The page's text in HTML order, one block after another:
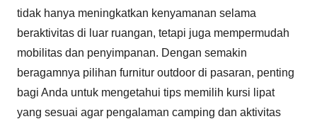
tidak hanya meningkatkan kenyamanan selama
beraktivitas di luar ruangan, tetapi juga mempermudah
mobilitas dan penyimpanan. Dengan semakin
beragamnya pilihan furnitur outdoor di pasaran, penting
bagi Anda untuk mengetahui tips memilih kursi lipat
yang sesuai agar pengalaman camping dan aktivitas